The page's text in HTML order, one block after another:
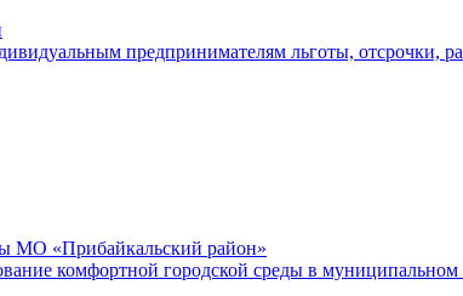
предпринимателям льготы, отсрочки,
МО «Прибайкальский район»
комфортной городской среды в